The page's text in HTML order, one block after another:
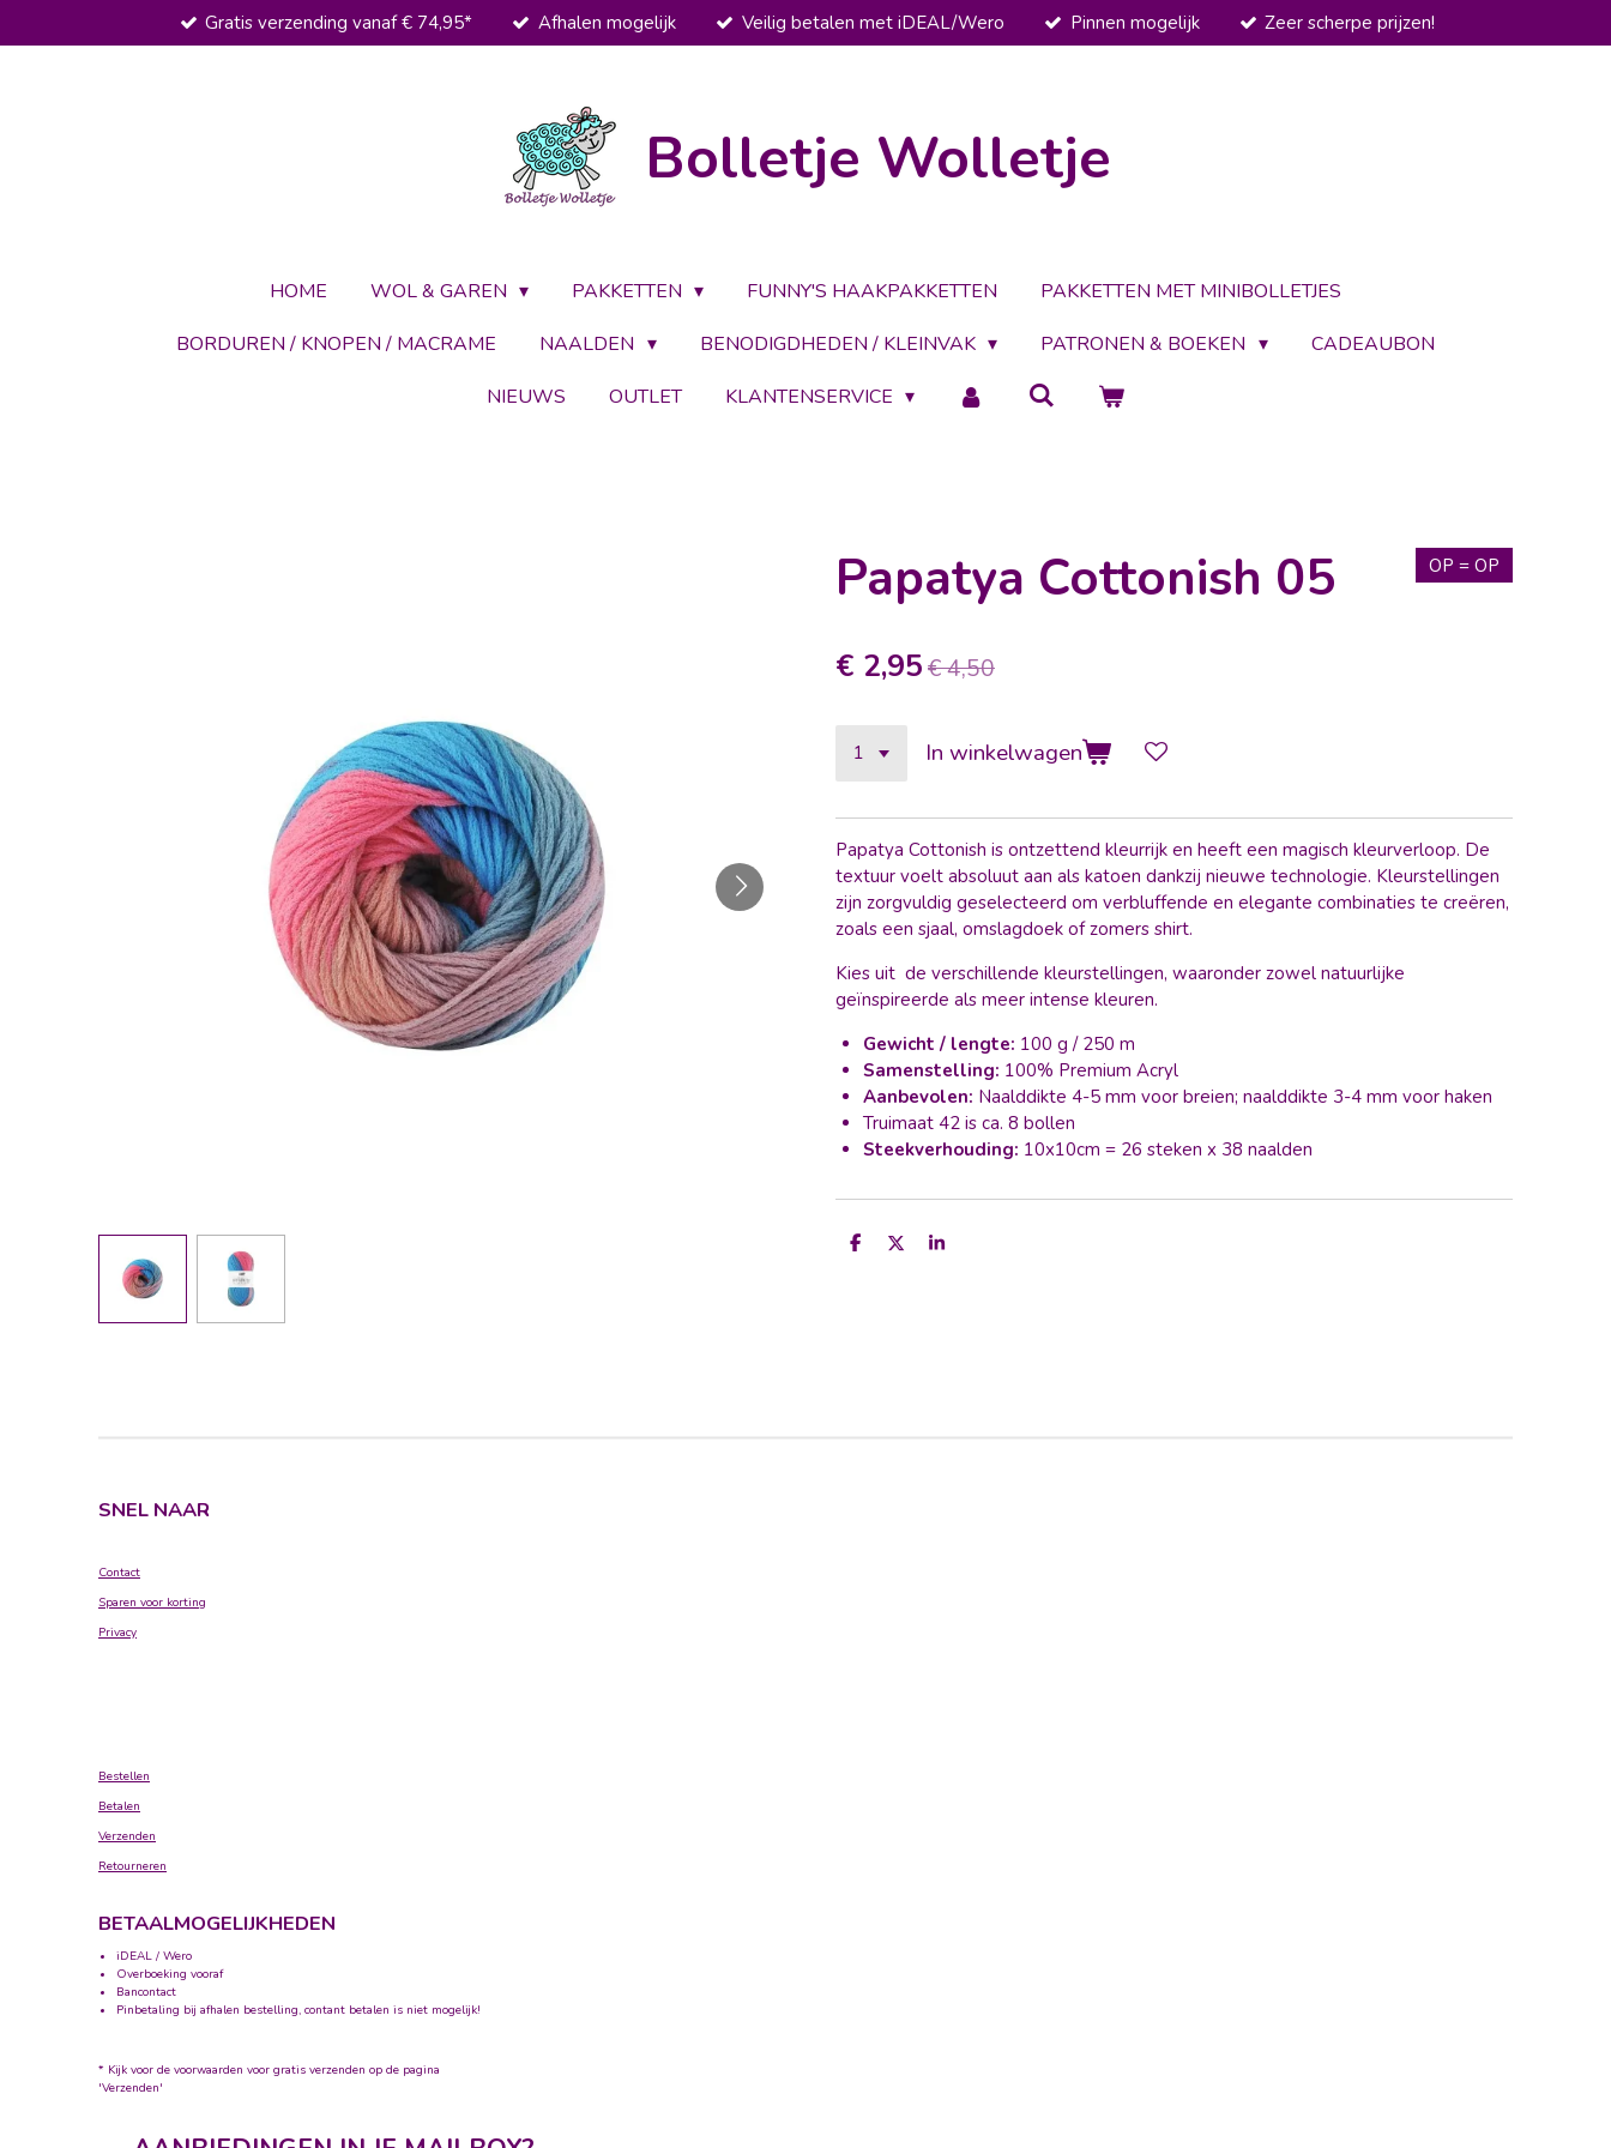
direct
Gratis verzending vanaf € 74,95* Afhalen mogelijk Veilig betalen met iDEAL/Wero Pinnen mogelijk Zeer scherpe prijzen!
Bolletje Wolletje
HOME WOL & GAREN PAKKETTEN FUNNY'S HAAKPAKKETTEN
PAKKETTEN MET MINIBOLLETJES
BORDUREN / KNOPEN / MACRAME
NAALDEN BENODIGDHEDEN / KLEINVAK PATRONEN & BOEKEN
CADEAUBON
NIEUWS
OUTLET KLANTENSERVICE
Papatya Cottonish 05 OP = OP
€ 2,95€ 4,50
In winkelwagen
Papatya Cottonish is ontzettend kleurrijk en heeft een magisch kleurverloop. De
textuur voelt absoluut aan als katoen dankzij nieuwe technologie. Kleurstellingen
zijn zorgvuldig geselecteerd om verbluffende en elegante combinaties te creëren,
zoals een sjaal, omslagdoek of zomers shirt.
Kies uit de verschillende kleurstellingen, waaronder zowel natuurlijke
geïnspireerde als meer intense kleuren.
Gewicht / lengte: 100 g / 250 m
Samenstelling: 100% Premium Acryl
Aanbevolen: Naalddikte 4-5 mm voor breien; naalddikte 3-4 mm voor haken
Truimaat 42 is ca. 8 bollen
Steekverhouding: 10x10cm = 26 steken x 38 naalden
D
D
S
SNEL NAAR
Contact
Sparen voor korting
Privacy
Bestellen
Betalen
Verzenden
Retourneren
BETAALMOGELIJKHEDEN
iDEAL / Wero
Overboeking vooraf
Bancontact
Pinbetaling bij afhalen bestelling, contant betalen is niet mogelijk!
* Kijk voor de voorwaarden voor gratis verzenden op de pagina
'Verzenden'